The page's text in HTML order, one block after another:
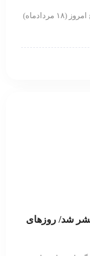
نشست خبری مهدی نقویان، رئیس سیمافیلم، صبح امروز (۱۸ مردادماه)
شد/ روزهای